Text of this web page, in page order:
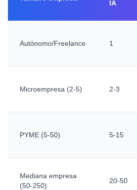
IA
Autónomo/Freelance 1
Microempresa (2-5) 2-3
PYME (5-50) 5-15
Mediana empresa
(50-250)
20-50